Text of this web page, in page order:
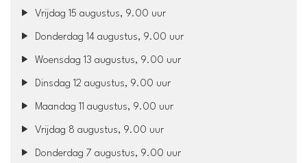
Vrijdag 15 augustus, 9.00 uur
Donderdag 14 augustus, 9.00 uur
Woensdag 13 augustus, 9.00 uur
Dinsdag 12 augustus, 9.00 uur
Maandag 11 augustus, 9.00 uur
Vrijdag 8 augustus, 9.00 uur
Donderdag 7 augustus, 9.00 uur